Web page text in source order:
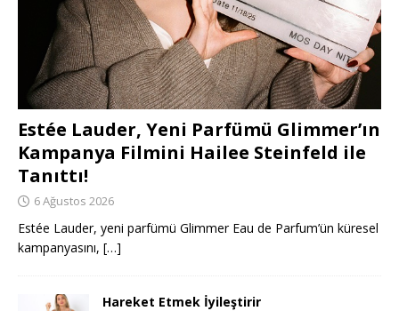
Estée Lauder, Yeni Parfümü Glimmer’ın
Kampanya Filmini Hailee Steinfeld ile
Tanıttı!
6 Ağustos 2026
Estée Lauder, yeni parfümü Glimmer Eau de Parfum’ün küresel
kampanyasını, […]
Hareket Etmek İyileştirir